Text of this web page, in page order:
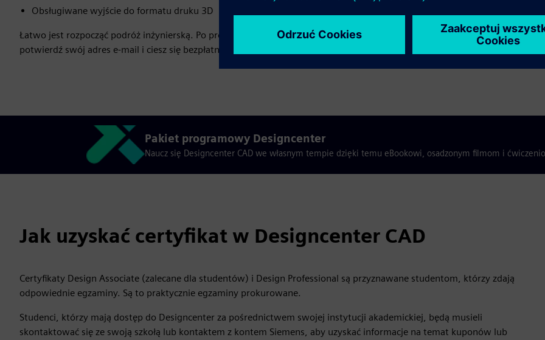
Obsługiwane wyjście do formatu druku 3D
Łatwo jest rozpocząć podróż inżynierską. Po prostu odwiedź stronę Designcenter Student Edition, załóż konto,
potwierdź swój adres e-mail i ciesz się bezpłatnym pobieraniem dla studentów!
Pakiet programowy Designcenter
Naucz się Designcenter CAD we własnym tempie dzięki temu eBookowi, osadzonym filmom i
Jak uzyskać certyfikat w Designcenter CAD
Certyfikaty Design Associate (zalecane dla studentów) i Design Professional są przyznawane studentom, którzy zdają
odpowiednie egzaminy. Są to praktycznie egzaminy prokurowane.
Studenci, którzy mają dostęp do Designcenter za pośrednictwem swojej instytucji akademickiej, będą musieli
skontaktować się ze swoją szkołą lub kontaktem z kontem Siemens, aby uzyskać informacje na temat kuponów lub